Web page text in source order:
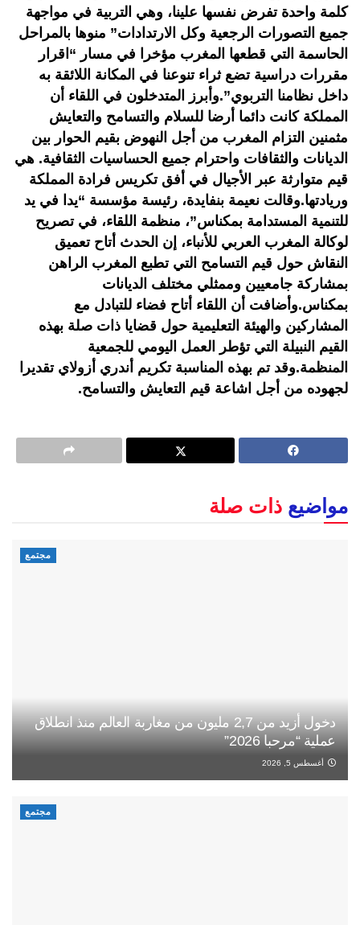
كلمة واحدة تفرض نفسها علينا، وهي التربية في مواجهة
جميع التصورات الرجعية وكل الارتدادات” منوها بالمراحل
الحاسمة التي قطعها المغرب مؤخرا في مسار “اقرار
مقررات دراسية تضع ثراء تنوعنا في المكانة اللائقة به
داخل نظامنا التربوي”.وأبرز المتدخلون في اللقاء أن
المملكة كانت دائما أرضا للسلام والتسامح والتعايش
مثمنين التزام المغرب من أجل النهوض بقيم الحوار بين
الديانات والثقافات واحترام جميع الحساسيات الثقافية. هي
قيم متوارثة عبر الأجيال في أفق تكريس فرادة المملكة
وريادتها.وقالت نعيمة بنفايدة، رئيسة مؤسسة “يدا في يد
للتنمية المستدامة بمكناس”، منظمة اللقاء، في تصريح
لوكالة المغرب العربي للأنباء، إن الحدث أتاح تعميق
النقاش حول قيم التسامح التي تطبع المغرب الراهن
بمشاركة جامعيين وممثلي مختلف الديانات
بمكناس.وأضافت أن اللقاء أتاح فضاء للتبادل مع
المشاركين والهيئة التعليمية حول قضايا ذات صلة بهذه
القيم النبيلة التي تؤطر العمل اليومي للجمعية
المنظمة.وقد تم بهذه المناسبة تكريم أندري أزولاي تقديرا
لجهوده من أجل اشاعة قيم التعايش والتسامح.
مواضيع ذات صلة
مجتمع
دخول أزيد من 2,7 مليون من مغاربة العالم منذ انطلاق
عملية “مرحبا 2026”
أغسطس 5, 2026
مجتمع